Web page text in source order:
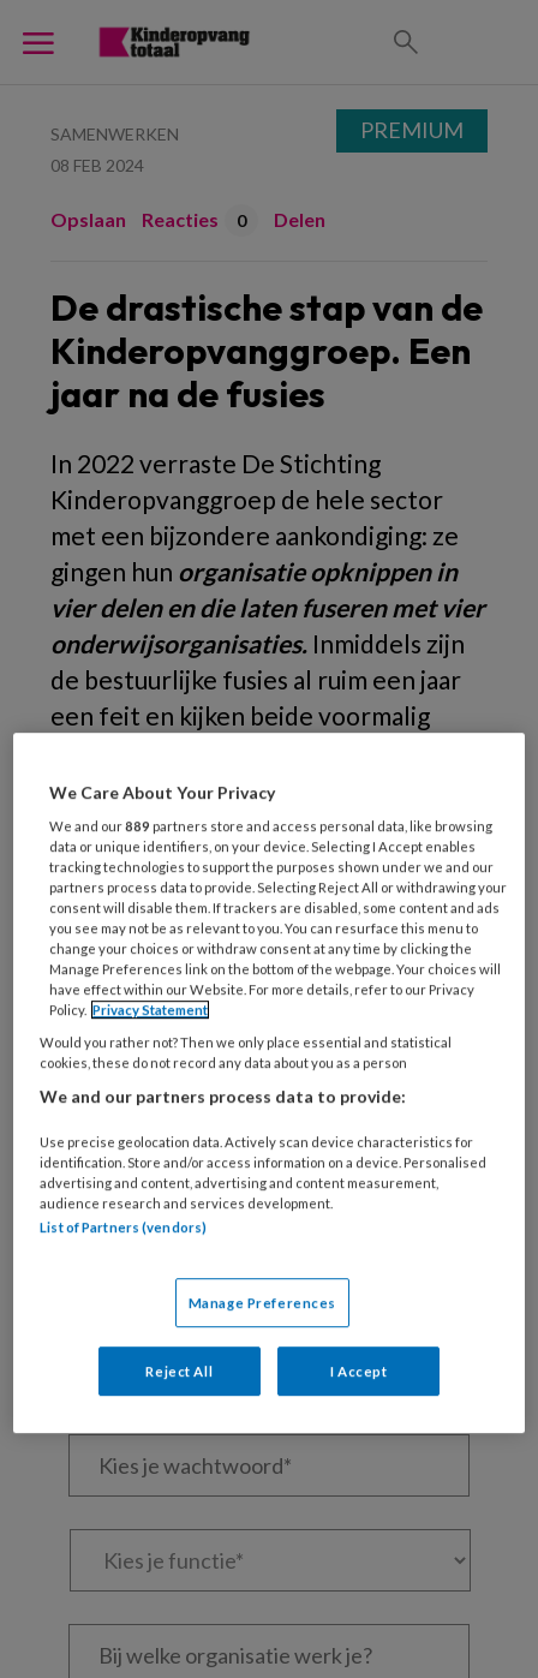
SAMENWERKEN
08 FEB 2024
Opslaan Reacties 0 Delen
De drastische stap van de
Kinderopvanggroep. Een
jaar na de fusies
In 2022 verraste De Stichting
Kinderopvanggroep de hele sector
met een bijzondere aankondiging: ze
gingen hun organisatie opknippen in
vier delen en die laten fuseren met vier
onderwijsorganisaties. Inmiddels zijn
de bestuurlijke fusies al ruim een jaar
een feit en kijken beide voormalig
Ervaringen uit de nieuwe organisaties
laten zien dat ze allereerst werken aan
een gemeenschappelijke taal en
cultuur.
De
REGISTREREN
Wil je dit artikel lezen?
Maak gratis een account aan en lees 2
artikelen gratis per maand
Kies
Kies
Bij
welke
PREMIUM
We Care About Your Privacy
We and our889 partners store and access personal data, like browsing
data or unique identifiers, on your device. Selecting I Accept enables
tracking technologies to support the purposes shown under we and our
partners process data to provide. Selecting Reject All or withdrawing your
consent will disable them. If trackers are disabled, some content and ads
you see may not be as relevant to you. You can resurface this menu to
change your choices or withdraw consent at any time by clicking the
Manage Preferences link on the bottom of the webpage. Your choices will
have effect within our Website. For more details, refer to our Privacy
Policy. Privacy Statement
Would you rather not? Then we only place essential and statistical
cookies, these do not record any data about you as a person
We and our partners process data to provide:
Use precise geolocation data. Actively scan device characteristics for
identification. Store and/or access information on a device. Personalised
advertising and content, advertising and content measurement,
audience research and services development.
List of Partners (vendors)
Manage Preferences
Reject All I Accept